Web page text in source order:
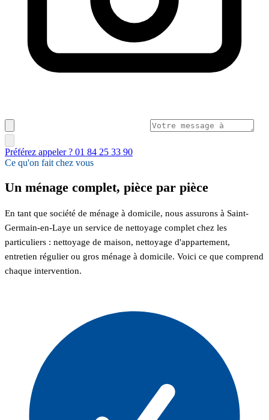
Préférez appeler ? 01 84 25 33 90
Ce qu'on fait chez vous
Un ménage complet, pièce par pièce
En tant que société de ménage à domicile, nous assurons à Saint-
Germain-en-Laye un service de nettoyage complet chez les
particuliers : nettoyage de maison, nettoyage d'appartement,
entretien régulier ou gros ménage à domicile. Voici ce que comprend
chaque intervention.